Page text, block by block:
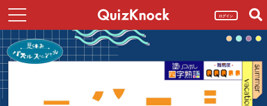
ログイン